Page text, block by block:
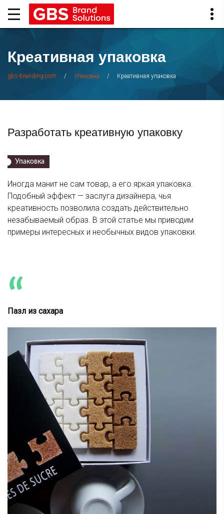
Креативная упаковка
gbs-branding.com / Упаковка / Креативная упаковка
Разработать креативную упаковку
Упаковка
Иногда манит не сам товар, а его яркая упаковка.
Подобный эффект — заслуга дизайнера, чья
креативность позволила создать действительно
незабываемый образ. В этой статье мы приводим
примеры интересных и необычных видов упаковки.
Пазл из сахара